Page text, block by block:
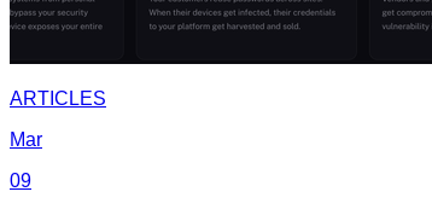
ARTICLES
Mar
09